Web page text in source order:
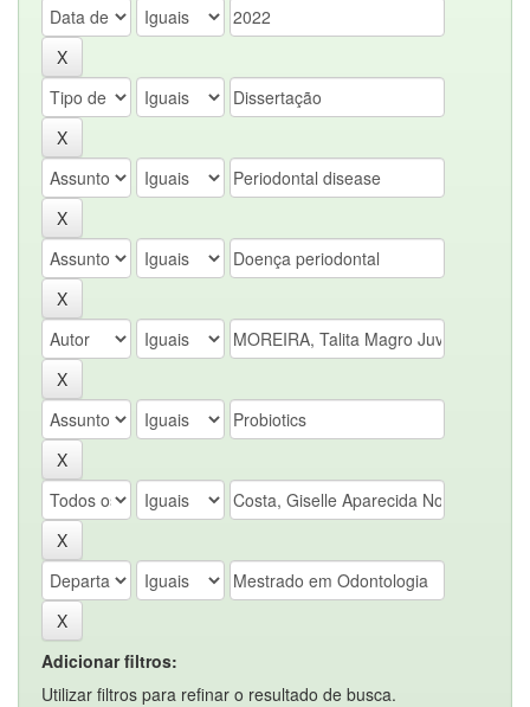
Adicionar filtros:
Utilizar filtros para refinar o resultado de busca.